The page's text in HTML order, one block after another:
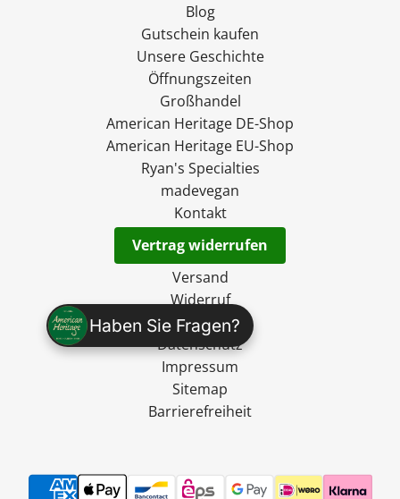
Haben Sie Fragen?
Blog
Gutschein kaufen
Unsere Geschichte
Öffnungszeiten
Großhandel
American Heritage DE-Shop
American Heritage EU-Shop
Ryan's Specialties
madevegan
Kontakt
Vertrag widerrufen
Versand
Widerruf
AGB
Datenschutz
Impressum
Sitemap
Barrierefreiheit